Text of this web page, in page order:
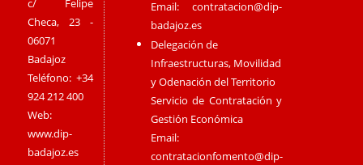
c/ Felipe
Checa, 23 -
06071
Badajoz
Teléfono: +34
924 212 400
Web:
www.dip-
badajoz.es
Email:contratacion@dip-
badajoz.es
Delegación de
Infraestructuras, Movilidad
y Odenación del Territorio
Servicio de Contratación y
Gestión Económica
Email:
contratacionfomento@dip-